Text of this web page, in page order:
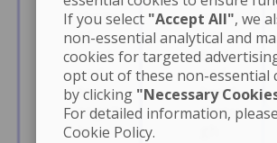
clarity
of
mind
and
focus,
cognit
ive
emoti
ons
better
and
break
throu
If you select "Accept All", we
non-essential analytical and
cookies for targeted
opt out of these non-essential
by clicking "Necessary
For detailed information,
Cookie Policy.